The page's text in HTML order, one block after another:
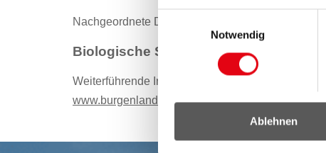
Einwilligungsauswahl
Notwendig
Ablehnen
Nachgeordnete Dienststelle:
Biologische Station Neusiedler See
Weiterführende Informationen:
www.burgenland.at/natur